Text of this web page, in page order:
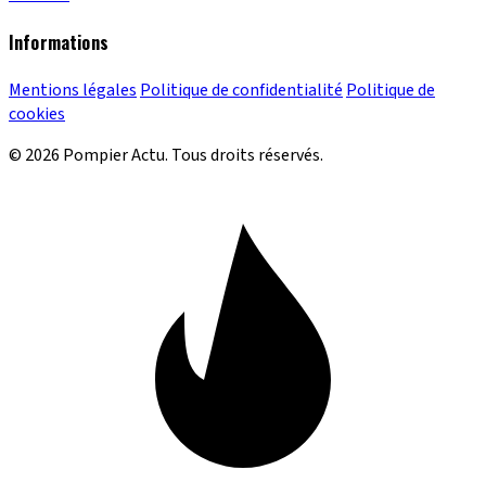
Informations
Mentions légales Politique de confidentialité Politique de
cookies
© 2026 Pompier Actu. Tous droits réservés.